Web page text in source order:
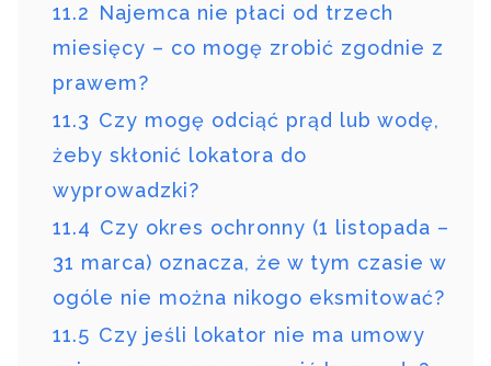
11.2 Najemca nie płaci od trzech
miesięcy – co mogę zrobić zgodnie z
prawem?
11.3 Czy mogę odciąć prąd lub wodę,
żeby skłonić lokatora do
wyprowadzki?
11.4 Czy okres ochronny (1 listopada –
31 marca) oznacza, że w tym czasie w
ogóle nie można nikogo eksmitować?
11.5 Czy jeśli lokator nie ma umowy